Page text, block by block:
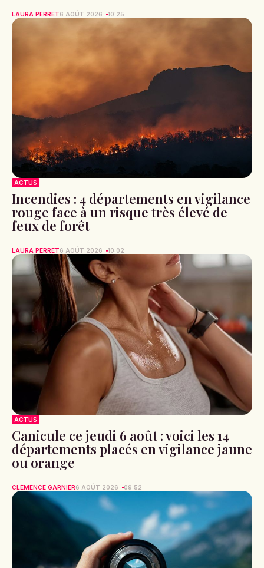
LAURA PERRET6 AOÛT 2026 10:25
ACTUS
Incendies : 4 départements en vigilance
rouge face à un risque très élevé de
feux de forêt
LAURA PERRET6 AOÛT 2026 10:02
ACTUS
Canicule ce jeudi 6 août : voici les 14
départements placés en vigilance jaune
ou orange
CLÉMENCE GARNIER6 AOÛT 2026 09:52